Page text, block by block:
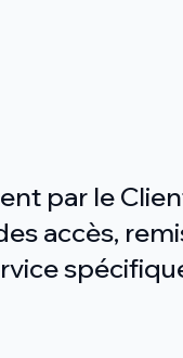
par le
accès,